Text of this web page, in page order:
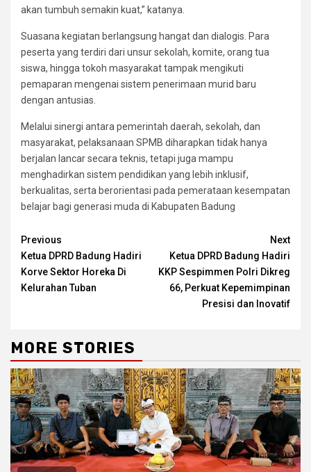
akan tumbuh semakin kuat,” katanya.
Suasana kegiatan berlangsung hangat dan dialogis. Para
peserta yang terdiri dari unsur sekolah, komite, orang tua
siswa, hingga tokoh masyarakat tampak mengikuti
pemaparan mengenai sistem penerimaan murid baru
dengan antusias.
Melalui sinergi antara pemerintah daerah, sekolah, dan
masyarakat, pelaksanaan SPMB diharapkan tidak hanya
berjalan lancar secara teknis, tetapi juga mampu
menghadirkan sistem pendidikan yang lebih inklusif,
berkualitas, serta berorientasi pada pemerataan kesempatan
belajar bagi generasi muda di Kabupaten Badung
Continue
Reading
Previous
Ketua DPRD Badung Hadiri
Korve Sektor Horeka Di
Kelurahan Tuban
Next
Ketua DPRD Badung Hadiri
KKP Sespimmen Polri Dikreg
66, Perkuat Kepemimpinan
Presisi dan Inovatif
MORE STORIES